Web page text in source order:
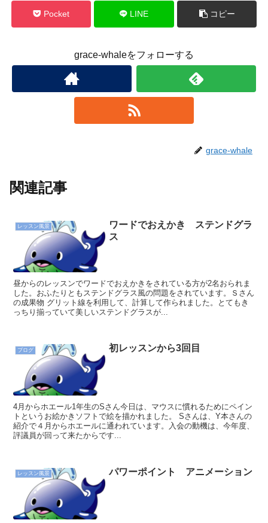
Pocket LINE コピー
grace-whaleをフォローする
grace-whale
関連記事
レッスン風景
ワードでおえかき ステンドグラ
ス
昼からのレッスンでワードでおえかきをされている方が2名おられま
した。おふたりともステンドグラス風の問題をされています。Ｓさん
の成果物 グリット線を利用して、計算して作られました。とてもき
っちり揃っていて美しいステンドグラスが...
ブログ 初レッスンから3回目
4月からホエール1年生のSさん今日は、マウスに慣れるためにペイン
トというお絵かきソフトで絵を描かれました。 Sさんは、Y本さんの
紹介で４月からホエールに通われています。入会の動機は、今年度、
評議員が回って来たからです...
レッスン風景 パワーポイント アニメーション